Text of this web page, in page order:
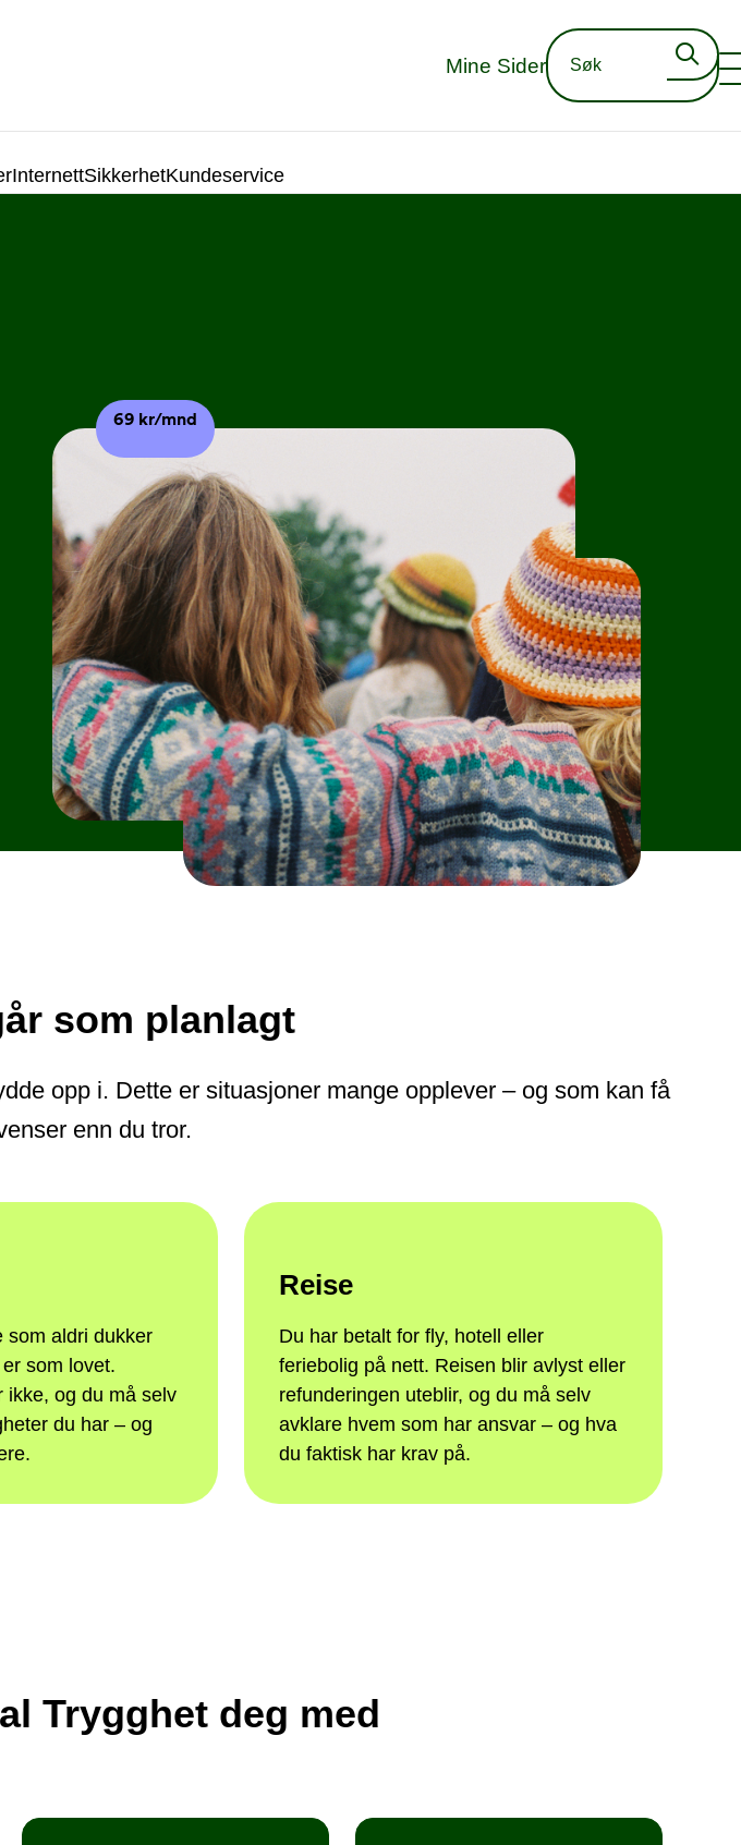
Mine Sider
InternettSikkerhetKundeservice
69 kr/mnd
som planlagt
opp i. Dette er situasjoner mange opplever – og som kan få
enn du tror.
som aldri dukker
som lovet.
ikke, og du må selv
du har – og
Reise
Du har betalt for fly, hotell eller
feriebolig på nett. Reisen blir avlyst eller
refunderingen uteblir, og du må selv
avklare hvem som har ansvar – og hva
du faktisk har krav på.
Trygghet deg med